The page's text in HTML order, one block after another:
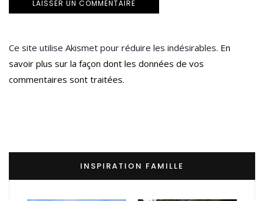
Ce site utilise Akismet pour réduire les indésirables. En
savoir plus sur la façon dont les données de vos
commentaires sont traitées.
INSPIRATION FAMILLE